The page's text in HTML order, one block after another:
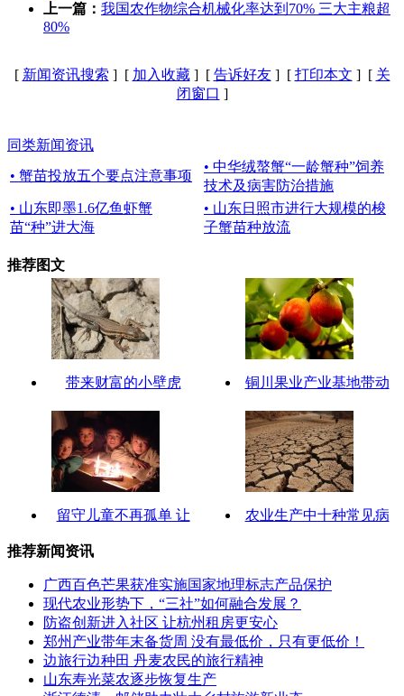
上一篇： 我国农作物综合机械化率达到70% 三大主粮超
80%
[ 新闻资讯搜索 ] [ 加入收藏] [ 告诉好友] [ 打印本文 ] [ 关
闭窗口 ]
同类新闻资讯
• 蟹苗投放五个要点注意事项
• 中华绒螯蟹“一龄蟹种”饲养
技术及病害防治措施
• 山东即墨1.6亿鱼虾蟹
苗“种”进大海
• 山东日照市进行大规模的梭
子蟹苗种放流
推荐图文
带来财富的小壁虎 铜川果业产业基地带动
留守儿童不再孤单 让 农业生产中十种常见病
推荐新闻资讯
广西百色芒果获准实施国家地理标志产品保护
现代农业形势下，“三社”如何融合发展？
防盗创新进入社区 让杭州租房更安心
郑州产业带年末备货周 没有最低价，只有更低价！
边旅行边种田 丹麦农民的旅行精神
山东寿光菜农逐步恢复生产